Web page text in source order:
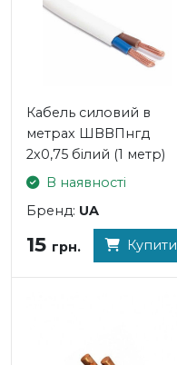
Кабель силовий в
метрах ШВВПнгд
2х0,75 білий (1 метр)
В наявності
Бренд: UA
15 грн. Купити